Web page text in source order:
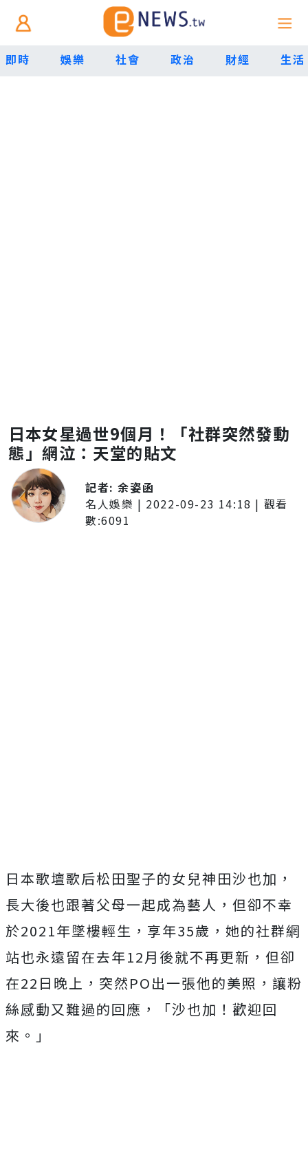
即時 娛樂 社會 政治 財經 生活
日本女星過世9個月！「社群突然發動
態」網泣：天堂的貼文
記者:余姿函
名人娛樂 | 2022-09-23 14:18 | 觀看
數:6091
日本歌壇歌后松田聖子的女兒神田沙也加，
長大後也跟著父母一起成為藝人，但卻不幸
於2021年墜樓輕生，享年35歲，她的社群網
站也永遠留在去年12月後就不再更新，但卻
在22 日晚上，突然PO出一張他的美照，讓粉
絲感動又難過的回應，「沙也加！歡迎回
來。」